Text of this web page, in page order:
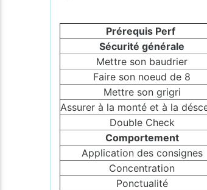
Prérequis Perf
Sécurité générale
Mettre son baudrier
Faire son noeud de 8
Mettre son grigri
Assurer à la monté et à la
Double Check
Comportement
Application des consignes
Concentration
Ponctualité